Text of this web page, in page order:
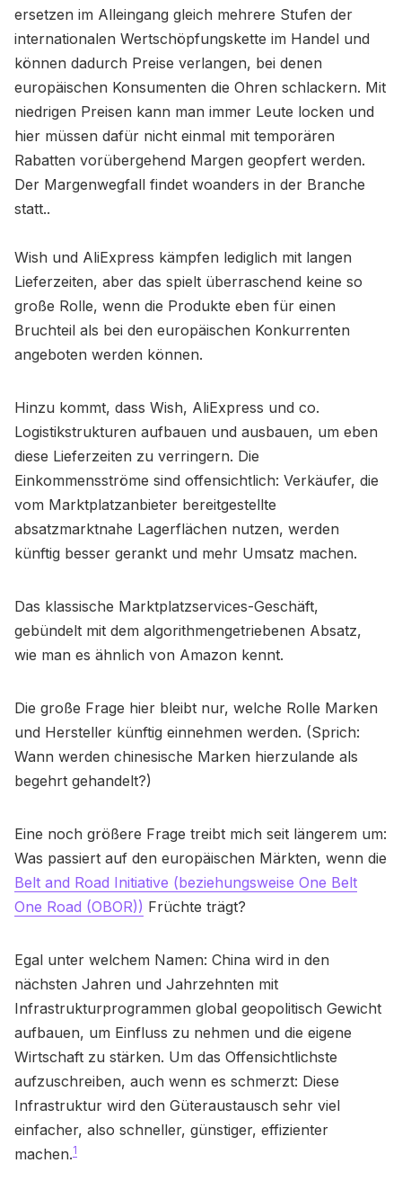
ersetzen im Alleingang gleich mehrere Stufen der
internationalen Wertschöpfungskette im Handel und
können dadurch Preise verlangen, bei denen
europäischen Konsumenten die Ohren schlackern. Mit
niedrigen Preisen kann man immer Leute locken und
hier müssen dafür nicht einmal mit temporären
Rabatten vorübergehend Margen geopfert werden.
Der Margenwegfall findet woanders in der Branche
statt..
Wish und AliExpress kämpfen lediglich mit langen
Lieferzeiten, aber das spielt überraschend keine so
große Rolle, wenn die Produkte eben für einen
Bruchteil als bei den europäischen Konkurrenten
angeboten werden können.
Hinzu kommt, dass Wish, AliExpress und co.
Logistikstrukturen aufbauen und ausbauen, um eben
diese Lieferzeiten zu verringern. Die
Einkommensströme sind offensichtlich: Verkäufer, die
vom Marktplatzanbieter bereitgestellte
absatzmarktnahe Lagerflächen nutzen, werden
künftig besser gerankt und mehr Umsatz machen.
Das klassische Marktplatzservices-Geschäft,
gebündelt mit dem algorithmengetriebenen Absatz,
wie man es ähnlich von Amazon kennt.
Die große Frage hier bleibt nur, welche Rolle Marken
und Hersteller künftig einnehmen werden. (Sprich:
Wann werden chinesische Marken hierzulande als
begehrt gehandelt?)
Eine noch größere Frage treibt mich seit längerem um:
Was passiert auf den europäischen Märkten, wenn die
Belt and Road Initiative (beziehungsweise One Belt
One Road (OBOR)) Früchte trägt?
Egal unter welchem Namen: China wird in den
nächsten Jahren und Jahrzehnten mit
Infrastrukturprogrammen global geopolitisch Gewicht
aufbauen, um Einfluss zu nehmen und die eigene
Wirtschaft zu stärken. Um das Offensichtlichste
aufzuschreiben, auch wenn es schmerzt: Diese
Infrastruktur wird den Güteraustausch sehr viel
einfacher, also schneller, günstiger, effizienter
machen.1